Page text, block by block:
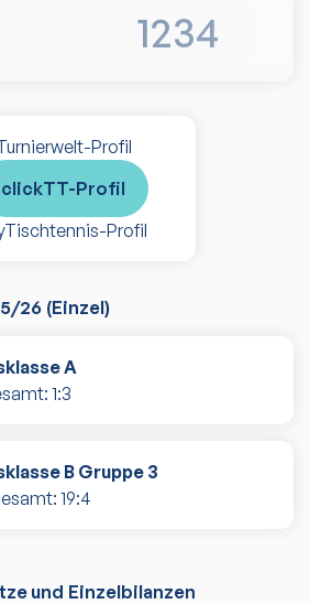
1234
Profil
clickTT-Profil
Profil
26 (Einzel)
A
1:3
B Gruppe 3
19:4
und Einzelbilanzen